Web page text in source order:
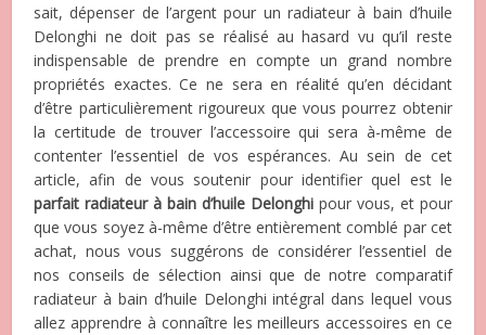
sait, dépenser de l’argent pour un radiateur à bain d’huile
Delonghi ne doit pas se réalisé au hasard vu qu’il reste
indispensable de prendre en compte un grand nombre
propriétés exactes. Ce ne sera en réalité qu’en décidant
d’être particulièrement rigoureux que vous pourrez obtenir
la certitude de trouver l’accessoire qui sera à-même de
contenter l’essentiel de vos espérances. Au sein de cet
article, afin de vous soutenir pour identifier quel est le
parfait radiateur à bain d’huile Delonghipour vous, et pour
que vous soyez à-même d’être entièrement comblé par cet
achat, nous vous suggérons de considérer l’essentiel de
nos conseils de sélection ainsi que de notre comparatif
radiateur à bain d’huile Delonghi intégral dans lequel vous
allez apprendre à connaître les meilleurs accessoires en ce